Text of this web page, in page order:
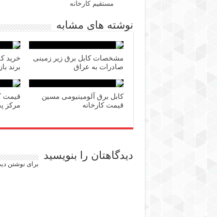
مستقیم کارخانه
نوشته های مشابه
مشخصات کابل برق زیر زمینی
صادرات به عراق
خرید
برند
کابل برق آلومینیومی مسین
قیمت کارخانه
مرکز
دیدگاهتان را بنویسید
برای نوشتن